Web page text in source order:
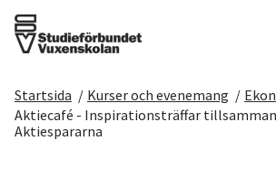
Det här gör vi
Startsida / Kurser och evenemang /
Aktiecafé - Inspirationsträffar
Aktiespararna